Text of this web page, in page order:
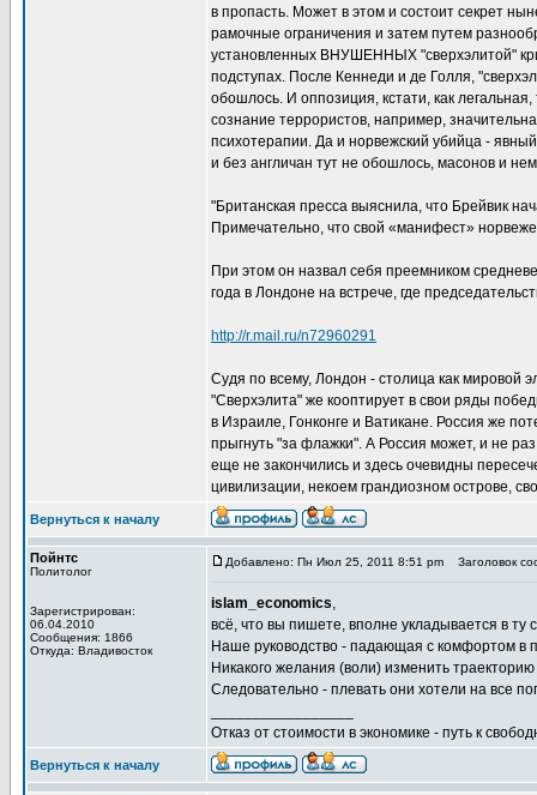
в пропасть. Может в этом и состоит секрет
рамочные ограничения и затем путем
установленных ВНУШЕННЫХ "сверхэлитой"
подступах. После Кеннеди и де Голля,
обошлось. И оппозиция, кстати, как
сознание террористов, например,
психотерапии. Да и норвежский убийца -
и без англичан тут не обошлось, масонов и
"Британская пресса выяснила, что Брейвик
Примечательно, что свой «манифест»
При этом он назвал себя преемником
года в Лондоне на встрече, где
http://r.mail.ru/n72960291
Судя по всему, Лондон - столица как мировой
"Сверхэлита" же кооптирует в свои ряды
в Израиле, Гонконге и Ватикане. Россия же
прыгнуть "за флажки". А Россия может, и не
еще не закончились и здесь очевидны
цивилизации, некоем грандиозном острове,
Вернуться к началу
Пойнтс
Политолог
Зарегистрирован:
06.04.2010
Сообщения: 1866
Откуда: Владивосток
Добавлено: Пн Июл 25, 2011 8:51 pm Заголовок
islam_economics,
всё, что вы пишете, вполне укладывается в ту
Наше руководство - падающая с комфортом в
Никакого желания (воли) изменить
Следовательно - плевать они хотели на все
Отказ от стоимости в экономике - путь к
Вернуться к началу